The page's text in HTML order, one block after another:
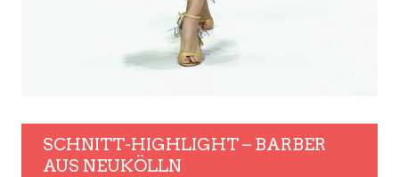
SCHNITT-HIGHLIGHT – BARBER
AUS NEUKÖLLN